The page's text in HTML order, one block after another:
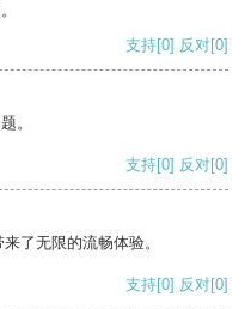
支持[0] 反对[0]
。
支持[0] 反对[0]
了无限的流畅体验。
支持[0] 反对[0]